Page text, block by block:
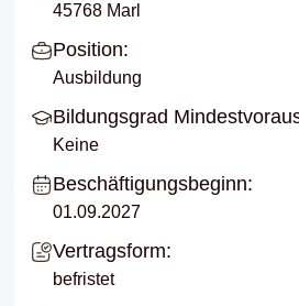
45768 Marl
Position:
Ausbildung
Bildungsgrad
Keine
Beschäftigungsbeginn:
01.09.2027
Vertragsform:
befristet